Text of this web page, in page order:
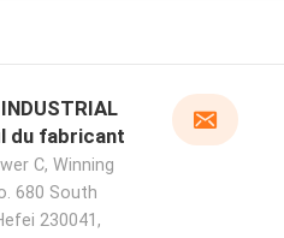
du fabricant
C, Winning
680 South
230041,